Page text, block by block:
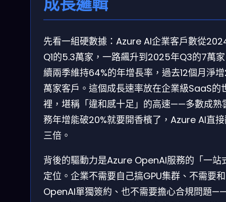
先看一組硬數據：Azure AI企業客戶數從
Q1的5.3萬家，一路飆升到2025年Q3的7萬
續兩季維持64%的年增長率，過去12個月淨
萬家客戶。這個成長速率放在企業級SaaS的
裡，堪稱「違和感十足」的高速——多數成熟
務年增能破20%就要開香檳了，Azure AI直
三倍。
背後的驅動力是Azure OpenAI服務的「一站
定位。企業不需要自己搞GPU集群、不需要和
OpenAI單獨簽約、也不需要擔心合規問題